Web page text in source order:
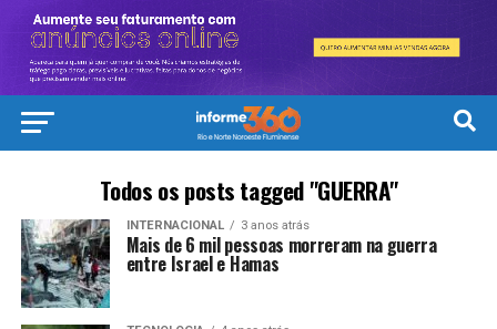
Todos os posts tagged "GUERRA"
INTERNACIONAL 3 anos atrás
Mais de 6 mil pessoas morreram na guerra
entre Israel e Hamas